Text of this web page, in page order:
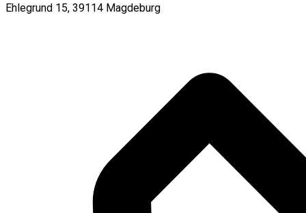
Ehlegrund 15, 39114 Magdeburg